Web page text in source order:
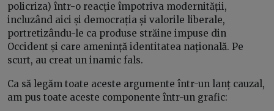
policriza) într-o reacție împotriva modernității,
incluzând aici și democrația și valorile liberale,
portretizându-le ca produse străine impuse din
Occident și care amenință identitatea națională. Pe
scurt, au creat un inamic fals.
Ca să legăm toate aceste argumente într-un lanț cauzal,
am pus toate aceste componente într-un grafic: